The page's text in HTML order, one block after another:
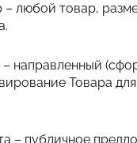
– любой товар,
– направленный
Товара
– публичное